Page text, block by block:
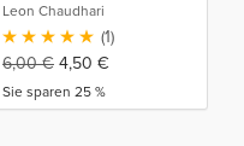
Leon Chaudhari
(1)
6,00€ 4,50 €
Sie sparen 25 %